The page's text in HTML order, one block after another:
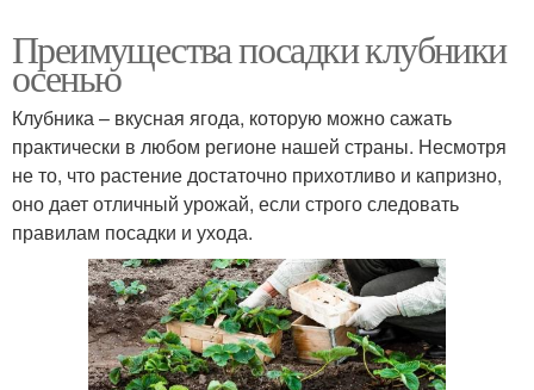
Преимущества посадки клубники
осенью
Клубника – вкусная ягода, которую можно сажать
практически в любом регионе нашей страны. Несмотря
не то, что растение достаточно прихотливо и капризно,
оно дает отличный урожай, если строго следовать
правилам посадки и ухода.